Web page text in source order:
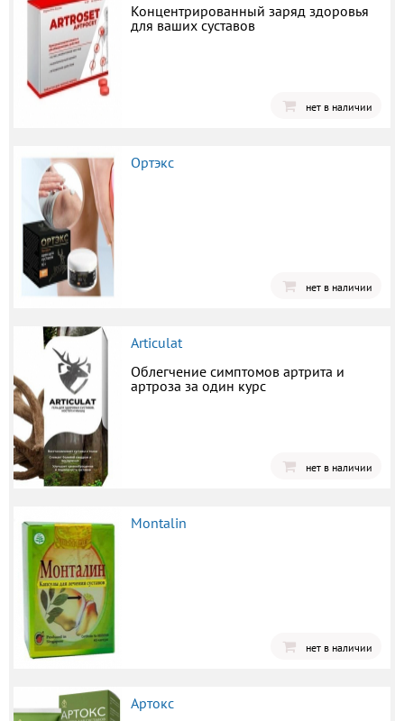
Концентрированный заряд здоровья
для ваших суставов
нет в наличии
Ортэкс
нет в наличии
Articulat
Облегчение симптомов артрита и
артроза за один курс
нет в наличии
Montalin
нет в наличии
Артокс